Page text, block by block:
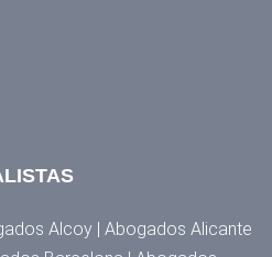
Alcoy | Abogados Alicante